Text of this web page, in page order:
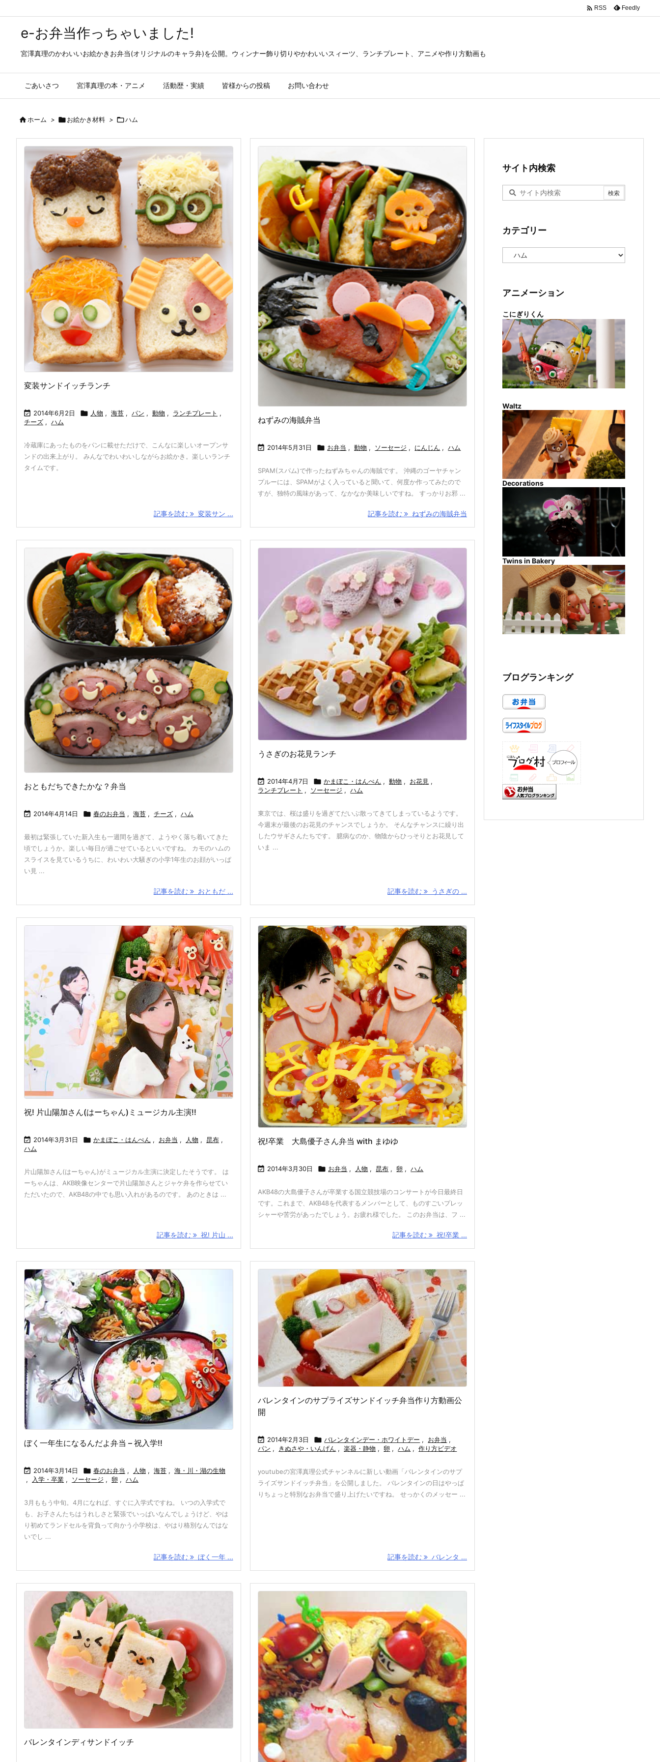
e-お弁当作っちゃいました!
宮澤真理のかわいいお絵かきお弁当(オリジナルのキャラ弁)を公開。ウィンナー飾り切りやかわいいスィーツ、ランチプレート、アニメや作り方動画も
ごあいさつ 宮澤真理の本・アニメ 活動歴・実績 皆様からの投稿 お問い合わせ
 RSS Feedly
ホーム > お絵かき材料 > ハム
変装サンドイッチランチ
 2014年6月2日  人物 , 海苔 , パン , 動物 , ランチプレート ,
チーズ , ハム
冷蔵庫にあったものをパンに載せただけで、こんなに楽しいオープンサ
ンドの出来上がり。 みんなでわいわいしながらお絵かき。楽しいランチ
タイムです。
記事を読む 変装サン ...
ねずみの海賊弁当
 2014年5月31日  お弁当 , 動物 , ソーセージ , にんじん , ハム
SPAM(スパム)で作ったねずみちゃんの海賊です。 沖縄のゴーヤチャン
プルーには、SPAMがよく入っていると聞いて、何度か作ってみたので
すが、独特の風味があって、なかなか美味しいですね。 すっかりお邪 ...
記事を読む ねずみの海賊弁当
おともだちできたかな？弁当
 2014年4月14日  春のお弁当 , 海苔 , チーズ , ハム
最初は緊張していた新入生も一週間を過ぎて、ようやく落ち着いてきた
頃でしょうか。楽しい毎日が過ごせているといいですね。 カモのハムの
スライスを見ているうちに、わいわい大騒ぎの小学1年生のお顔がいっぱ
い見 ...
記事を読む おともだ ...
うさぎのお花見ランチ
 2014年4月7日  かまぼこ・はんぺん , 動物 , お花見 ,
ランチプレート , ソーセージ , ハム
東京では、桜は盛りを過ぎてだいぶ散ってきてしまっているようです。
今週末が最後のお花見のチャンスでしょうか。 そんなチャンスに繰り出
したウサギさんたちです。 臆病なのか、物陰からひっそりとお花見して
いま ...
記事を読む うさぎの ...
祝! 片山陽加さん(はーちゃん)ミュージカル主演!!
 2014年3月31日  かまぼこ・はんぺん , お弁当 , 人物 , 昆布 ,
ハム
片山陽加さん(はーちゃん)がミュージカル主演に決定したそうです。 は
ーちゃんは、AKB映像センターで片山陽加さんとジャケ弁を作らせてい
ただいたので、AKB48の中でも思い入れがあるのです。 あのときは ...
記事を読む 祝! 片山 ...
祝!卒業 大島優子さん弁当 with まゆゆ
 2014年3月30日  お弁当 , 人物 , 昆布 , 卵 , ハム
AKB48の大島優子さんが卒業する国立競技場のコンサートが今日最終日
です。これまで、AKB48を代表するメンバーとして、ものすごいプレッ
シャーや苦労があったでしょう。お疲れ様でした。 このお弁当は、フ ...
記事を読む 祝!卒業 ...
ぼく一年生になるんだよ弁当 – 祝入学!!
 2014年3月14日  春のお弁当 , 人物 , 海苔 , 海・川・湖の生物
,
入学・卒業 , ソーセージ , 卵 , ハム
3月ももう中旬。4月になれば、すぐに入学式ですね。 いつの入学式で
も、お子さんたちはうれしさと緊張でいっぱいなんでしょうけど、やは
り初めてランドセルを背負って向かう小学校は、やはり格別なんではな
いでし ...
記事を読む ぼく一年 ...
バレンタインのサプライズサンドイッチ弁当作り方動画公
開
 2014年2月3日  バレンタインデー・ホワイトデー , お弁当 ,
パン , きぬさや・いんげん , 楽器・静物 , 卵 , ハム , 作り方ビデオ
youtubeの宮澤真理公式チャンネルに新しい動画「バレンタインのサプ
ライズサンドイッチ弁当」を公開しました。 バレンタインの日はやっぱ
りちょっと特別なお弁当で盛り上げたいですね。 せっかくのメッセー ...
記事を読む バレンタ ...
バレンタインディサンドイッチ
サイト内検索
カテゴリー
ー
アニメーション
こにぎりくん
Waltz
Decorations
Twins in Bakery
ブログランキング